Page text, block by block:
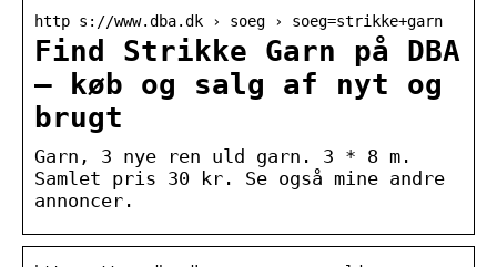
http s://www.dba.dk › soeg › soeg=strikke+garn
Find Strikke Garn på DBA
– køb og salg af nyt og
brugt
Garn, 3 nye ren uld garn. 3 * 8 m.
Samlet pris 30 kr. Se også mine andre
annoncer.